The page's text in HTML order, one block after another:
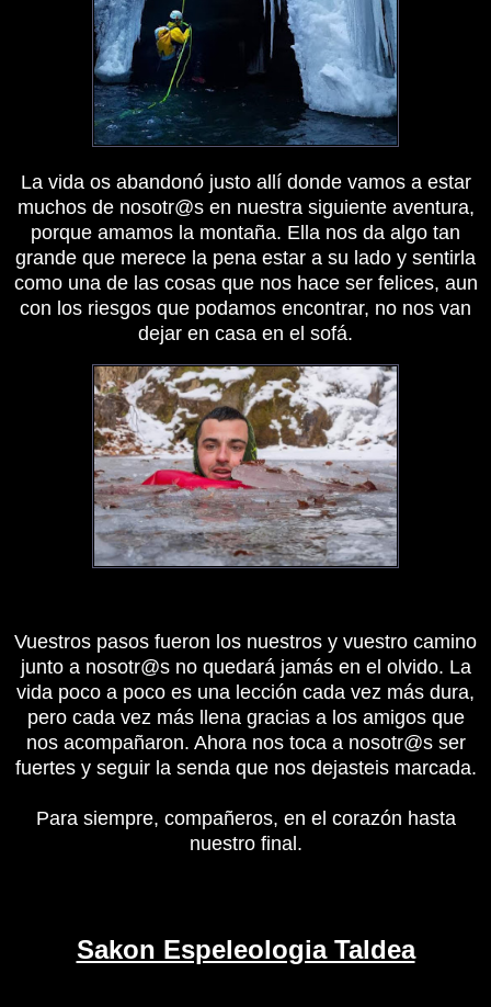
La vida os abandonó justo allí donde vamos a estar
muchos de nosotr@s en nuestra siguiente aventura,
porque amamos la montaña. Ella nos da algo tan
grande que merece la pena estar a su lado y sentirla
como una de las cosas que nos hace ser felices, aun
con los riesgos que podamos encontrar, no nos van
dejar en casa en el sofá.
Vuestros pasos fueron los nuestros y vuestro camino
junto a nosotr@s no quedará jamás en el olvido. La
vida poco a poco es una lección cada vez más dura,
pero cada vez más llena gracias a los amigos que
nos acompañaron. Ahora nos toca a nosotr@s ser
fuertes y seguir la senda que nos dejasteis marcada.
Para siempre, compañeros, en el corazón hasta
nuestro final.
Sakon Espeleologia Taldea